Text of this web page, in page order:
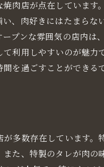
肉店が点在していま
、肉好きにはたまら
プンな雰囲気の店内
利用しやすいのが魅
を過ごすことができる
多数存在しています
た、特製のタレが肉